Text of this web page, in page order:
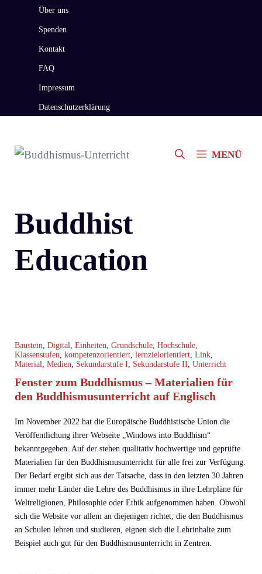
Über uns
Spenden
Kontakt
FAQ
Impressum
Datenschutzerklärung
MENÜ
Buddhist
Education
Baustein, Digital, Einheiten, Grundschule, Hochschule,
Klassenstufen, kompetenzorientiert, lernzielorientiert, Link,
Material, Medien, Sekundarstufe I, Sekundarstufe II, Unterricht
Fenster zum Buddhismus – Materialien für
den Buddhismusunterricht auf Englisch
Im November 2022 hat die Europäische Buddhistische Union die
Veröffentlichung ihrer Webseite „Windows into Buddhism“
bekanntgegeben. Auf der stehen qualitativ hochwertige und geprüfte
Materialien für den Buddhismusunterricht für alle frei zur Verfügung.
Der Bedarf ergibt sich aus der Tatsache, dass in den letzten 30 Jahren
immer mehr Länder die Lehre des Buddhismus in ihre Lehrpläne für
Weltreligionen, Philosophie oder Ethik aufgenommen haben. Obwohl
sich die Website vor allem an diejenigen richtet, die den Buddhismus
an Schulen lehren und studieren, eignen sich die Lehrinhalte zum
Beispiel auch gut für den Buddhismusunterricht in Zentren.